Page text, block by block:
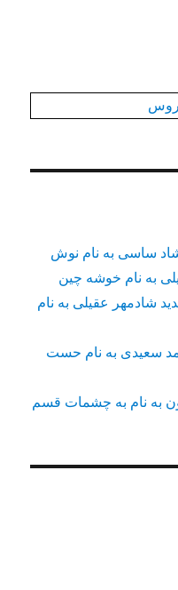
شاد ساسی به نام نوش
به نام خوشه چین
شادمهر عقیلی به نام
سعیدی به نام حست
به نام به چشمات قسم